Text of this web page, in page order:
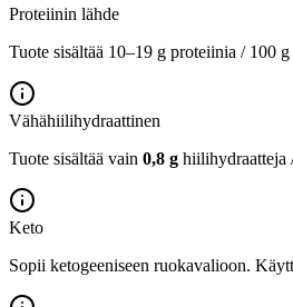
Proteiinin lähde
Tuote sisältää 10–19 g proteiinia / 100
Vähähiilihydraattinen
Tuote sisältää vain 0,8 g hiilihydraatteja
Keto
Sopii ketogeeniseen ruokavalioon.